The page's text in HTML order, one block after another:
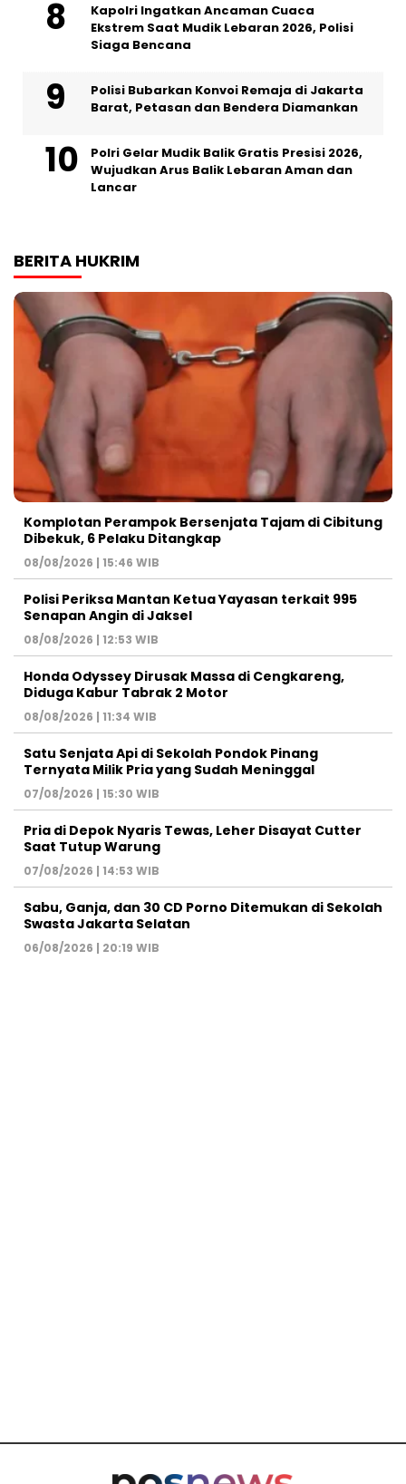
Kapolri Ingatkan Ancaman Cuaca
Ekstrem Saat Mudik Lebaran 2026, Polisi
Siaga Bencana
Polisi Bubarkan Konvoi Remaja di Jakarta
Barat, Petasan dan Bendera Diamankan
Polri Gelar Mudik Balik Gratis Presisi 2026,
Wujudkan Arus Balik Lebaran Aman dan
Lancar
BERITA HUKRIM
Komplotan Perampok Bersenjata Tajam di Cibitung
Dibekuk, 6 Pelaku Ditangkap
08/08/2026 | 15:46 WIB
Polisi Periksa Mantan Ketua Yayasan terkait 995
Senapan Angin di Jaksel
08/08/2026 | 12:53 WIB
Honda Odyssey Dirusak Massa di Cengkareng,
Diduga Kabur Tabrak 2 Motor
08/08/2026 | 11:34 WIB
Satu Senjata Api di Sekolah Pondok Pinang
Ternyata Milik Pria yang Sudah Meninggal
07/08/2026 | 15:30 WIB
Pria di Depok Nyaris Tewas, Leher Disayat Cutter
Saat Tutup Warung
07/08/2026 | 14:53 WIB
Sabu, Ganja, dan 30 CD Porno Ditemukan di Sekolah
Swasta Jakarta Selatan
06/08/2026 | 20:19 WIB